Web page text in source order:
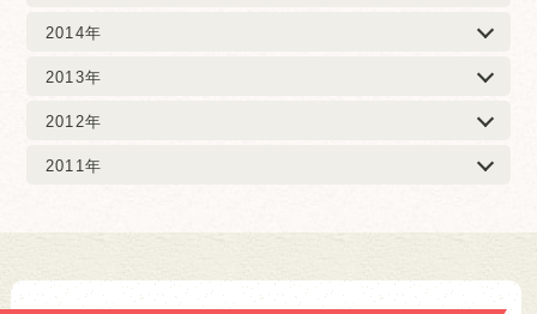
2014年
2013年
2012年
2011年